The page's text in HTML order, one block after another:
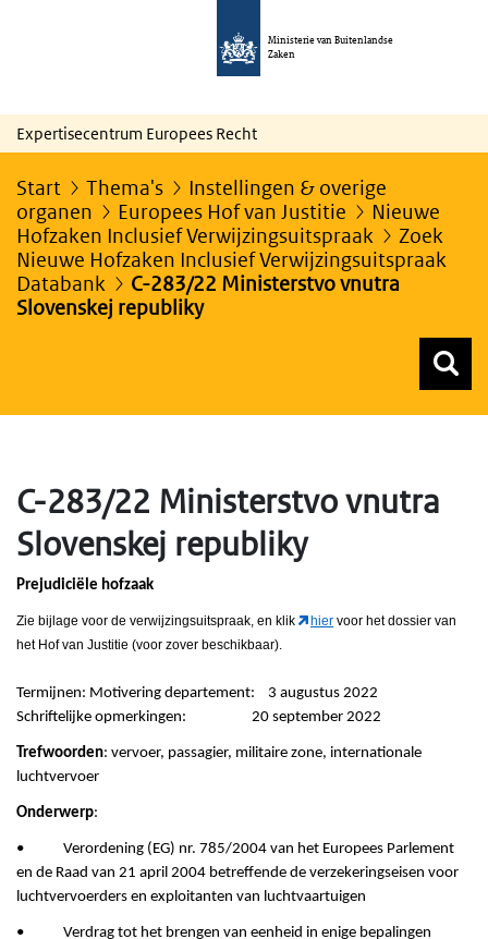
Ministerie van Buitenlandse
Zaken
Expertisecentrum Europees Recht
Start Thema's
Instellingen & overige
organen
Europees Hof van Justitie
Nieuwe
Hofzaken Inclusief Verwijzingsuitspraak
Zoek
Nieuwe Hofzaken Inclusief Verwijzingsuitspraak
Databank
C-283/22 Ministerstvo vnutra
Slovenskej republiky
C-283/22 Ministerstvo vnutra
Slovenskej republiky
Prejudiciële hofzaak
Zie bijlage voor de verwijzingsuitspraak, en klik hier voor het dossier van
het Hof van Justitie (voor zover beschikbaar).
Termijnen: Motivering departement: 3 augustus 2022
Schriftelijke opmerkingen: 20 september 2022
Trefwoorden: vervoer, passagier, militaire zone, internationale
luchtvervoer
Onderwerp:
• Verordening (EG) nr. 785/2004 van het Europees Parlement
en de Raad van 21 april 2004 betreffende de verzekeringseisen voor
luchtvervoerders en exploitanten van luchtvaartuigen
• Verdrag tot het brengen van eenheid in enige bepalingen